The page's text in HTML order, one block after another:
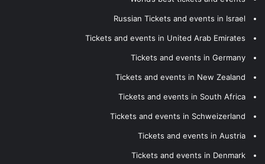
Russian Tickets and events in Israel
Tickets and events in United Arab Emirates
Tickets and events in Germany
Tickets and events in New Zealand
Tickets and events in South Africa
Tickets and events in Schweizerland
Tickets and events in Austria
Tickets and events in Denmark